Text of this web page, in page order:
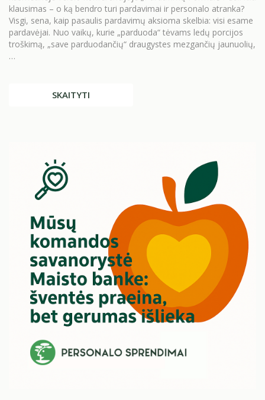
klausimas – o ką bendro turi pardavimai ir personalo atranka?
Visgi, sena, kaip pasaulis pardavimų aksioma skelbia: visi esame
pardavėjai. Nuo vaikų, kurie „parduoda“ tėvams ledų porcijos
troškimą, „save parduodančių“ draugystes mezgančių jaunuolių,
…
SKAITYTI